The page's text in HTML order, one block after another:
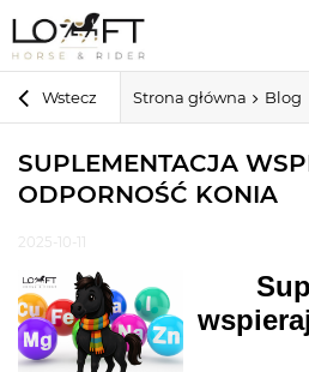
Wstecz Strona główna Blog
SUPLEMENTACJA
ODPORNOŚĆ KONIA
2025-10-11